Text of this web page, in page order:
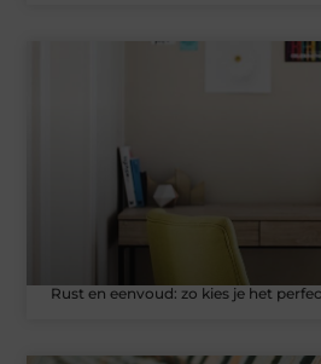
Rust en eenvoud: zo kies je het